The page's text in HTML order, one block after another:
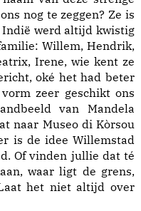
nog te zeggen? Ze is
Indië werd altijd kwistig
Willem, Hendrik,
Irene, wie kent ze
oké het had beter
zeer geschikt ons
van Mandela
naar Museo di Kòrsou
is de idee Willemstad
Of vinden jullie dat té
waar ligt de grens,
het niet altijd over